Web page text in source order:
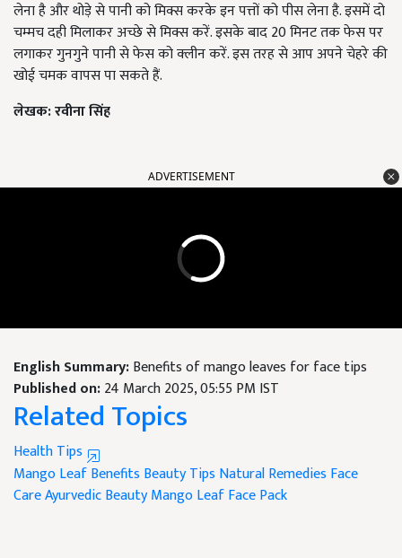
लेना है और थोड़े से पानी को मिक्स करके इन पत्तों को पीस लेना है. इसमें दो
चम्मच दही मिलाकर अच्छे से मिक्स करें. इसके बाद 20 मिनट तक फेस पर
लगाकर गुनगुने पानी से फेस को क्लीन करें. इस तरह से आप अपने चेहरे की
खोई चमक वापस पा सकते हैं.
लेखक: रवीना सिंह
ADVERTISEMENT
English Summary:Benefits of mango leaves for face tips
Published on:24 March 2025, 05:55 PM IST
Related Topics
Health Tips
Mango Leaf Benefits Beauty Tips Natural Remedies Face
CareAyurvedic BeautyMango Leaf Face Pack